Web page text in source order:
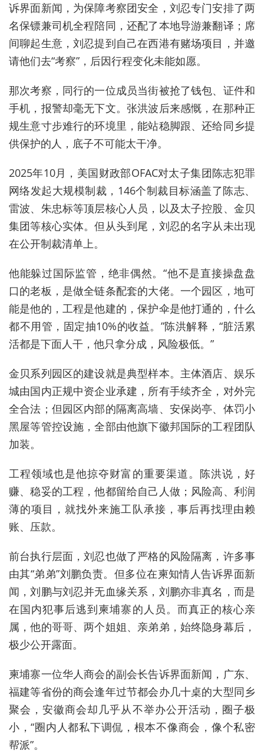
诉界面新闻，为保障考察团安全，刘忍专门安排了两
名保镖兼司机全程陪同，还配了本地导游兼翻译；席
间聊起生意，刘忍提到自己在西港有赌场项目，并邀
请他们去“考察”，后因行程变化未能如愿。
那次考察，同行的一位成员当街被抢了钱包、证件和
手机，报警却毫无下文。张洪波后来感慨，在那种正
规生意寸步难行的环境里，能站稳脚跟、还给同乡提
供保护的人，底子不可能太干净。
2025年10月，美国财政部OFAC对太子集团陈志犯罪
网络发起大规模制裁，146个制裁目标涵盖了陈志、
雷波、朱忠标等顶层核心人员，以及太子控股、金贝
集团等核心实体。但从头到尾，刘忍的名字从未出现
在公开制裁清单上。
他能躲过国际监管，绝非偶然。“他不是直接操盘盘
口的老板，是做全链条配套的大佬。一个园区，地可
能是他的，工程是他建的，保护伞是他打通的，什么
都不用管，固定抽10%的收益。”陈洪解释，“脏活累
活都是下面人干，他只拿分成，风险极低。”
金贝系列园区的建设就是典型样本。主体酒店、娱乐
城由国内正规中资企业承建，所有手续齐全，对外完
全合法；但园区内部的隔离高墙、安保岗亭、体罚小
黑屋等管控设施，全部由他旗下徽邦国际的工程团队
加装。
工程领域也是他掠夺财富的重要渠道。陈洪说，好
赚、稳妥的工程，他都留给自己人做；风险高、利润
薄的项目，就找外来施工队承接，事后再找理由赖
账、压款。
前台执行层面，刘忍也做了严格的风险隔离，许多事
由其“弟弟”刘鹏负责。但多位在柬知情人告诉界面新
闻，刘鹏与刘忍并无血缘关系，刘鹏亦非真名，而是
在国内犯事后逃到柬埔寨的人员。而真正的核心亲
属，他的哥哥、两个姐姐、亲弟弟，始终隐身幕后，
极少公开露面。
柬埔寨一位华人商会的副会长告诉界面新闻，广东、
福建等省份的商会逢年过节都会办几十桌的大型同乡
聚会，安徽商会却几乎从不举办公开活动，圈子极
小，“圈内人都私下调侃，根本不像商会，像个私密
帮派”。